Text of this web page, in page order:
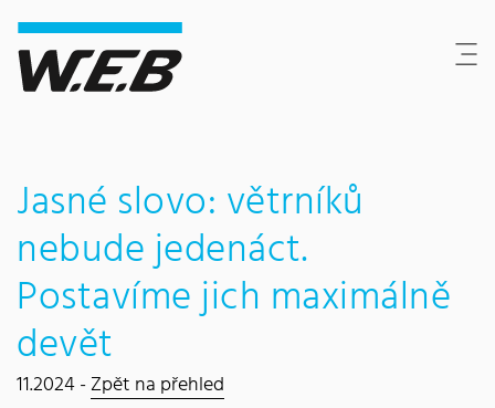
Content Area
Hledat
Main navigation
Sídlo společnosti
Footer
Jasné slovo: větrníků
nebude jedenáct.
Postavíme jich maximálně
devět
11.2024 -Zpět na přehled